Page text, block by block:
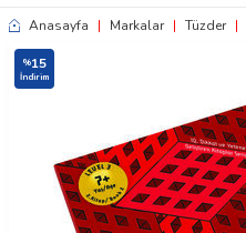
Anasayfa | Markalar | Tüzder |
%15
İndirim